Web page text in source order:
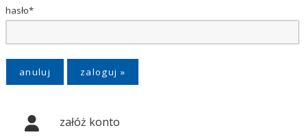
hasło*
anuluj
załóż konto